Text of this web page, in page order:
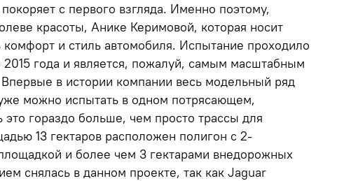
с первого взгляда. Именно поэтому,
красоты, Анике Керимовой, которая носит
и стиль автомобиля. Испытание проходило
года и является, пожалуй, самым масштабным
в истории компании весь модельный ряд
можно испытать в одном потрясающем,
гораздо больше, чем просто трассы для
13 гектаров расположен полигон с 2-
и более чем 3 гектарами внедорожных
снялась в данном проекте, так как Jaguar